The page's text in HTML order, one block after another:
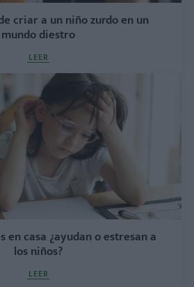
criar a un niño zurdo en un
mundo diestro
LEER
en casa ¿ayudan o estresan a
los niños?
LEER